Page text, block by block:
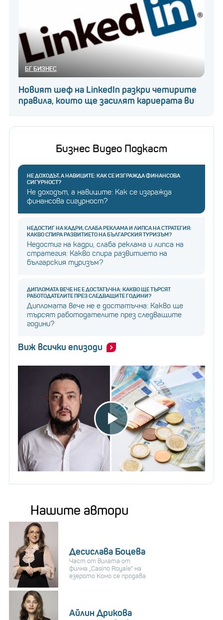
БГ БИЗНЕС
Новият шеф на LinkedIn разкри четирите
правила, които ще засилят кариерата ви
Бизнес Видео Подкаст
НЕ ДОХОДЪТ, А НАВИЦИТЕ: КАК СЕ ИЗГРАЖДА ФИНАНСОВА
СИГУРНОСТ?
Не доходът, а навиците: Как се изгражда
финансова сигурност?
НЕДОСТИГ НА КАДРИ, СЛАБА РЕКЛАМА И ЛИПСА НА СТРАТЕГИЯ:
КАКВО СПИРА РАЗВИТИЕТО НА БЪЛГАРСКИЯ ТУРИЗЪМ?
Недостиг на кадри, слаба реклама и липса на
стратегия: Какво спира развитието на
българския туризъм?
ДИПЛОМАТА ВЕЧЕ НЕ Е ДОСТАТЪЧНА: КАКВО ЩЕ ТЪРСЯТ
РАБОТОДАТЕЛИТЕ ПРЕЗ СЛЕДВАЩИТЕ ГОДИНИ?
Дипломата вече не е достатъчна: Какво ще
търсят работодателите през следващите
години?
Виж всички епизоди
Нашите автори
Десислава Боцева
Част от вилата от
филма „Casino Royale“ на
езерото Комо се продава
Айлин Дрикова